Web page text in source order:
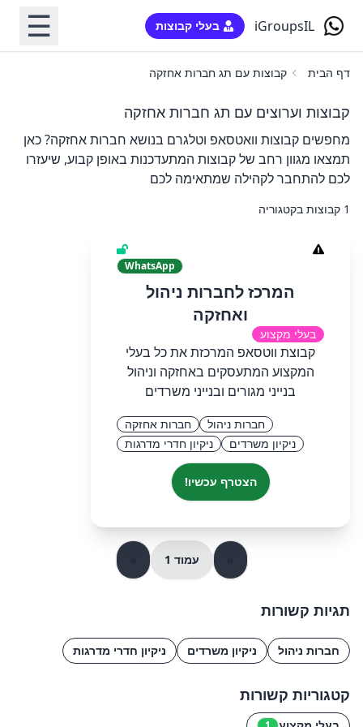
iGroupsIL בעלי קבוצות ☰
דף הבית קבוצות עם תג חברות אחזקה
קבוצות וערוצים עם תג חברות אחזקה
מחפשים קבוצות וואטסאפ וטלגרם בנושא חברות אחזקה? כאן
תמצאו מגוון רחב של קבוצות המתעדכנות באופן קבוע, שיעזרו
לכם להתחבר לקהילה שמתאימה לכם
1 קבוצות בקטגוריה
WhatsApp
המרכז לחברות ניהול
ואחזקה
בעלי מקצוע
קבוצת ווטסאפ המרכזת את כל בעלי
המקצוע המתעסקים באחזקה וניהול
בנייני מגורים ובנייני משרדים
חברות ניהול
חברות אחזקה
ניקיון משרדים
ניקיון חדרי מדרגות
הצטרף עכשיו!
עמוד 1
תגיות קשורות
חברות ניהול ניקיון משרדים ניקיון חדרי מדרגות
קטגוריות קשורות